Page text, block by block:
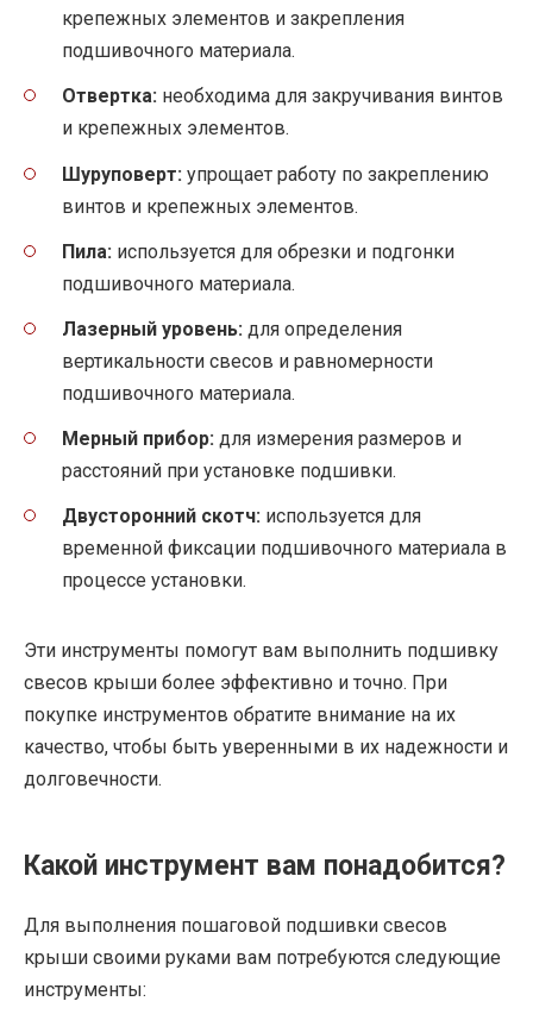
крепежных элементов и закрепления
подшивочного материала.
Отвертка: необходима для закручивания винтов
и крепежных элементов.
Шуруповерт: упрощает работу по закреплению
винтов и крепежных элементов.
Пила: используется для обрезки и подгонки
подшивочного материала.
Лазерный уровень: для определения
вертикальности свесов и равномерности
подшивочного материала.
Мерный прибор: для измерения размеров и
расстояний при установке подшивки.
Двусторонний скотч: используется для
временной фиксации подшивочного материала в
процессе установки.
Эти инструменты помогут вам выполнить подшивку
свесов крыши более эффективно и точно. При
покупке инструментов обратите внимание на их
качество, чтобы быть уверенными в их надежности и
долговечности.
Какой инструмент вам понадобится?
Для выполнения пошаговой подшивки свесов
крыши своими руками вам потребуются следующие
инструменты: